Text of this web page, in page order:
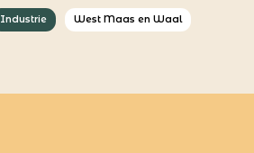
Industrie West Maas en Waal